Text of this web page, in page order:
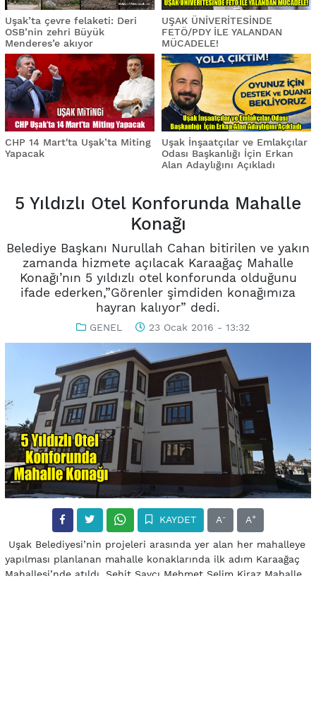
Uşak’ta çevre felaketi: Deri
OSB’nin zehri Büyük
Menderes’e akıyor
UŞAK ÜNİVERİTESİNDE
FETÖ/PDY İLE YALANDAN
MÜCADELE!
CHP 14 Mart'ta Uşak’ta Miting
Yapacak
Uşak İnşaatçılar ve Emlakçılar
Odası Başkanlığı İçin Erkan
Alan Adaylığını Açıkladı
5 Yıldızlı Otel Konforunda Mahalle
Konağı
Belediye Başkanı Nurullah Cahan bitirilen ve yakın
zamanda hizmete açılacak Karaağaç Mahalle
Konağı’nın 5 yıldızlı otel konforunda olduğunu
ifade ederken,”Görenler şimdiden konağımıza
hayran kalıyor” dedi.
GENEL 23 Ocak 2016 - 13:32
KAYDET A- A+
Uşak Belediyesi’nin projeleri arasında yer alan her mahalleye
yapılması planlanan mahalle konaklarında ilk adım Karaağaç
Mahallesi’nde atıldı. Şehit Savcı Mehmet Selim Kiraz Mahalle